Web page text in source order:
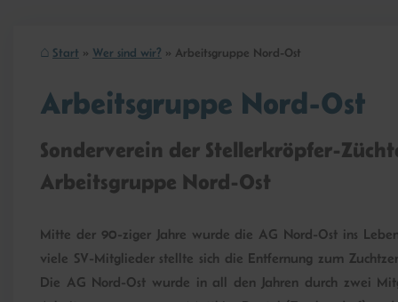
Start Wer sind wir? Arbeitsgruppe Nord-Ost
Arbeitsgruppe Nord-Ost
Sonderverein der Stellerkröpfer-
Arbeitsgruppe Nord-Ost
Mitte der 90-ziger Jahre wurde die AG Nord-Ost ins
viele SV-Mitglieder stellte sich die Entfernung zum
Die AG Nord-Ost wurde in all den Jahren durch zwei